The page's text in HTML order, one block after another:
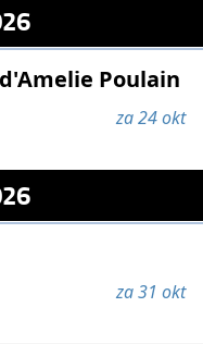
Poulain
za 24 okt
za 31 okt